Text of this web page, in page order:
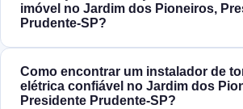
imóvel no Jardim dos Pioneiros,
Prudente‑SP?
Como encontrar um instalador de
elétrica confiável no Jardim dos
Presidente Prudente‑SP?